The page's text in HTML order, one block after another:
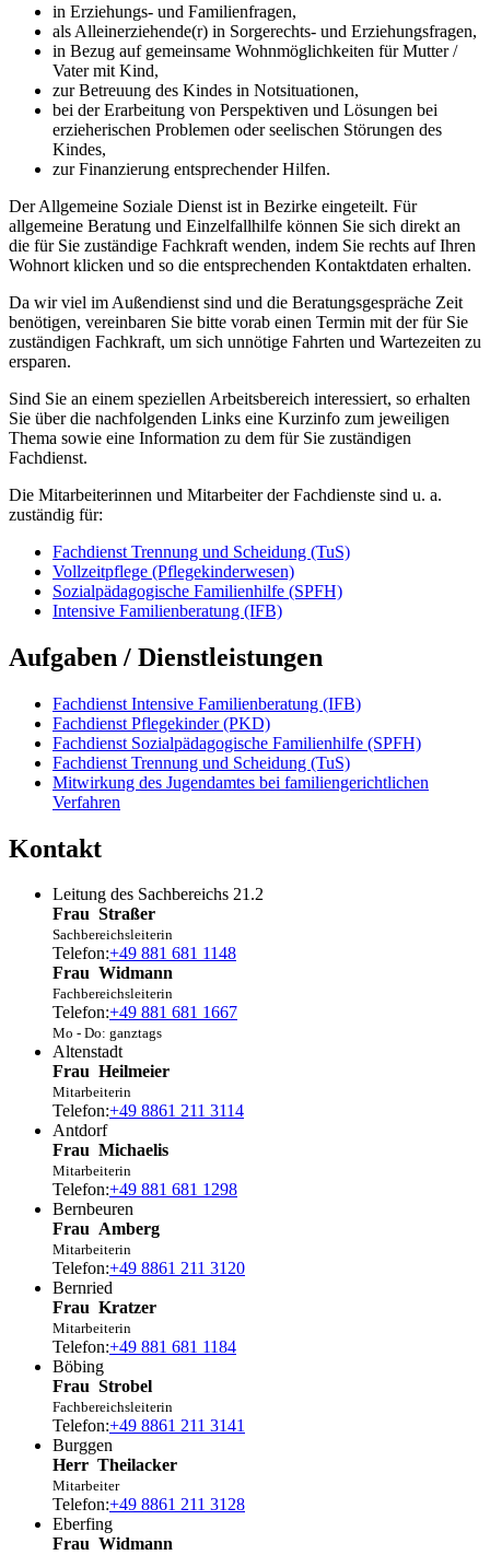
in Erziehungs- und Familienfragen,
als Alleinerziehende(r) in Sorgerechts- und Erziehungsfragen,
in Bezug auf gemeinsame Wohnmöglichkeiten für Mutter /
Vater mit Kind,
zur Betreuung des Kindes in Notsituationen,
bei der Erarbeitung von Perspektiven und Lösungen bei
erzieherischen Problemen oder seelischen Störungen des
Kindes,
zur Finanzierung entsprechender Hilfen.
Der Allgemeine Soziale Dienst ist in Bezirke eingeteilt. Für
allgemeine Beratung und Einzelfallhilfe können Sie sich direkt an
die für Sie zuständige Fachkraft wenden, indem Sie rechts auf Ihren
Wohnort klicken und so die entsprechenden Kontaktdaten erhalten.
Da wir viel im Außendienst sind und die Beratungsgespräche Zeit
benötigen, vereinbaren Sie bitte vorab einen Termin mit der für Sie
zuständigen Fachkraft, um sich unnötige Fahrten und Wartezeiten zu
ersparen.
Sind Sie an einem speziellen Arbeitsbereich interessiert, so erhalten
Sie über die nachfolgenden Links eine Kurzinfo zum jeweiligen
Thema sowie eine Information zu dem für Sie zuständigen
Fachdienst.
Die Mitarbeiterinnen und Mitarbeiter der Fachdienste sind u. a.
zuständig für:
Fachdienst Trennung und Scheidung (TuS)
Vollzeitpflege (Pflegekinderwesen)
Sozialpädagogische Familienhilfe (SPFH)
Intensive Familienberatung (IFB)
Aufgaben / Dienstleistungen
Fachdienst Intensive Familienberatung (IFB)
Fachdienst Pflegekinder (PKD)
Fachdienst Sozialpädagogische Familienhilfe (SPFH)
Fachdienst Trennung und Scheidung (TuS)
Mitwirkung des Jugendamtes bei familiengerichtlichen
Verfahren
Kontakt
Leitung des Sachbereichs 21.2
Frau Straßer
Sachbereichsleiterin
Telefon:+49 881 681 1148
Frau Widmann
Fachbereichsleiterin
Telefon:+49 881 681 1667
Mo - Do: ganztags
Altenstadt
Frau Heilmeier
Mitarbeiterin
Telefon:+49 8861 211 3114
Antdorf
Frau Michaelis
Mitarbeiterin
Telefon:+49 881 681 1298
Bernbeuren
Frau Amberg
Mitarbeiterin
Telefon:+49 8861 211 3120
Bernried
Frau Kratzer
Mitarbeiterin
Telefon:+49 881 681 1184
Böbing
Frau Strobel
Fachbereichsleiterin
Telefon:+49 8861 211 3141
Burggen
Herr Theilacker
Mitarbeiter
Telefon:+49 8861 211 3128
Eberfing
Frau Widmann